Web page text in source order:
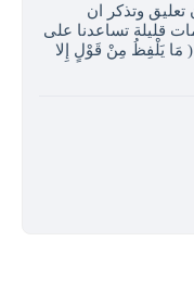
وتذكر ان
قليلة تساعدنا على
مَا يَلْفِظُ مِنْ قَوْلٍ إِلا